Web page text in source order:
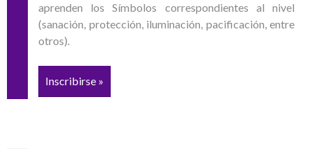
aprenden los Símbolos correspondientes al nivel
(sanación, protección, iluminación, pacificación, entre
otros).
Inscribirse »